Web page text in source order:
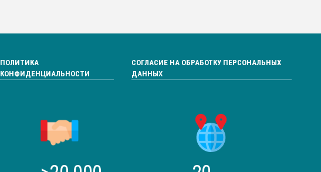
ПОЛИТИКА
КОНФИДЕНЦИАЛЬНОСТИ
СОГЛАСИЕ НА ОБРАБОТКУ ПЕРСОНАЛЬНЫХ
ДАННЫХ